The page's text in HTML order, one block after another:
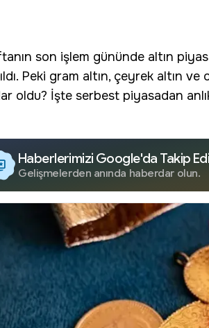
son işlem gününde altın
Peki gram altın, çeyrek altın
oldu? İşte serbest piyasadan
Haberlerimizi Google'da Takip
Gelişmelerden anında haberdar olun.